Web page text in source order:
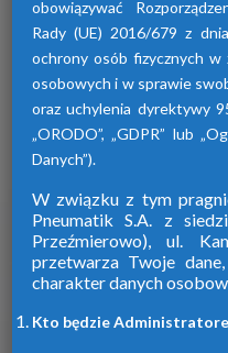
Firma Pneumatik
sprężonego
obowiązywać
Rady (UE) 2016/679 z
ochrony osób fizycznych w
osobowych i w sprawie
oraz uchylenia dyrektywy
„ORODO”, „GDPR” lub
Danych”).
W związku z tym
Pneumatik S.A. z
Przeźmierowo), ul.
przetwarza Twoje
charakter danych
Kto będzie